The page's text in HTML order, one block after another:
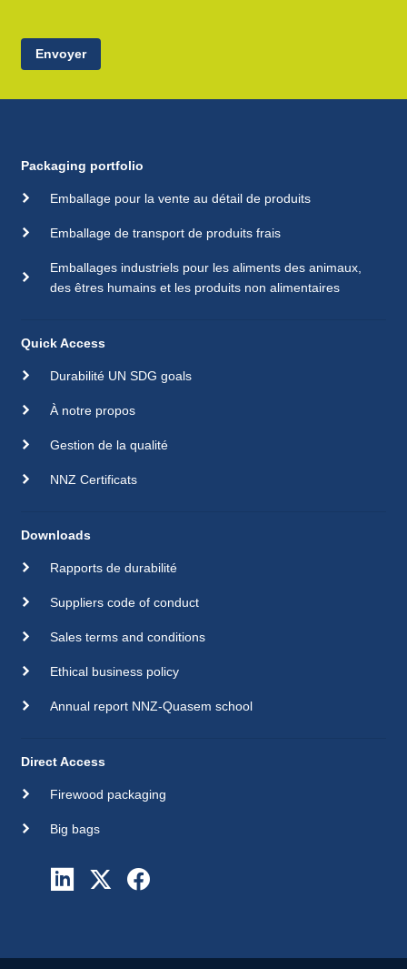
Envoyer
Packaging portfolio
Emballage pour la vente au détail de produits
Emballage de transport de produits frais
Emballages industriels pour les aliments des animaux,
des êtres humains et les produits non alimentaires
Quick Access
Durabilité UN SDG goals
À notre propos
Gestion de la qualité
NNZ Certificats
Downloads
Rapports de durabilité
Suppliers code of conduct
Sales terms and conditions
Ethical business policy
Annual report NNZ-Quasem school
Direct Access
Firewood packaging
Big bags